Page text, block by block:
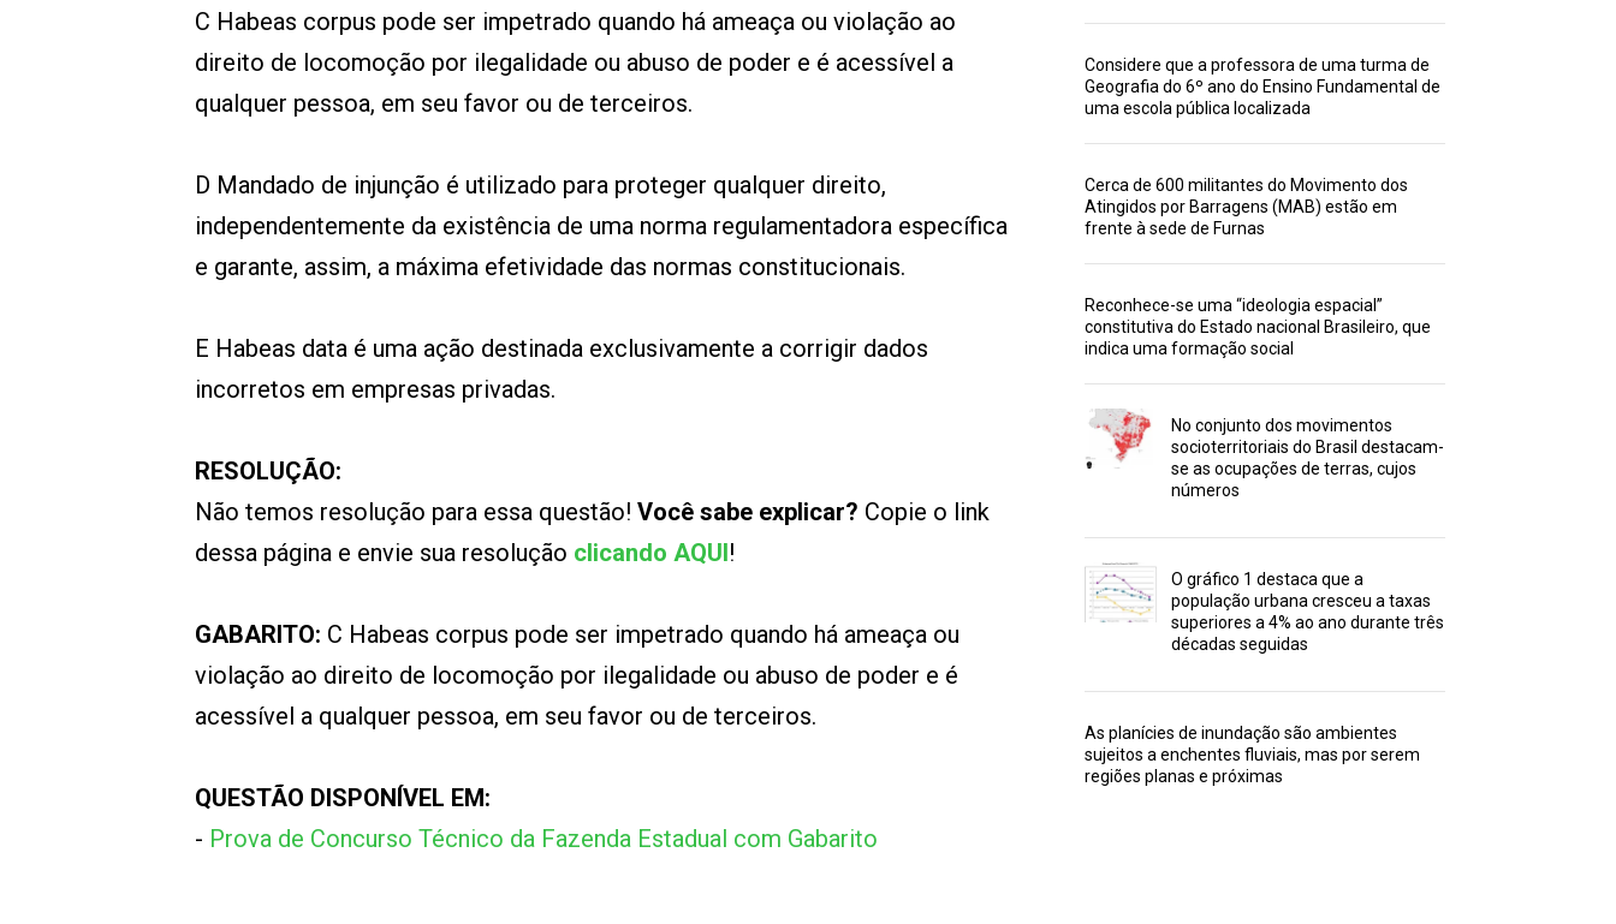
C Habeas corpus pode ser impetrado quando há ameaça ou violação ao
direito de locomoção por ilegalidade ou abuso de poder e é acessível a
qualquer pessoa, em seu favor ou de terceiros.
D Mandado de injunção é utilizado para proteger qualquer direito,
independentemente da existência de uma norma regulamentadora específica
e garante, assim, a máxima efetividade das normas constitucionais.
E Habeas data é uma ação destinada exclusivamente a corrigir dados
incorretos em empresas privadas.
RESOLUÇÃO:
Não temos resolução para essa questão! Você sabe explicar? Copie o link
dessa página e envie sua resolução clicando AQUI!
GABARITO: C Habeas corpus pode ser impetrado quando há ameaça ou
violação ao direito de locomoção por ilegalidade ou abuso de poder e é
acessível a qualquer pessoa, em seu favor ou de terceiros.
QUESTÃO DISPONÍVEL EM:
- Prova de Concurso Técnico da Fazenda Estadual com Gabarito
Considere que a professora de uma turma de
Geografia do 6º ano do Ensino Fundamental de
uma escola pública localizada
Cerca de 600 militantes do Movimento dos
Atingidos por Barragens (MAB) estão em
frente à sede de Furnas
Reconhece-se uma “ideologia espacial”
constitutiva do Estado nacional Brasileiro, que
indica uma formação social
No conjunto dos movimentos
socioterritoriais do Brasil destacam-
se as ocupações de terras, cujos
números
O gráfico 1 destaca que a
população urbana cresceu a taxas
superiores a 4% ao ano durante três
décadas seguidas
As planícies de inundação são ambientes
sujeitos a enchentes fluviais, mas por serem
regiões planas e próximas